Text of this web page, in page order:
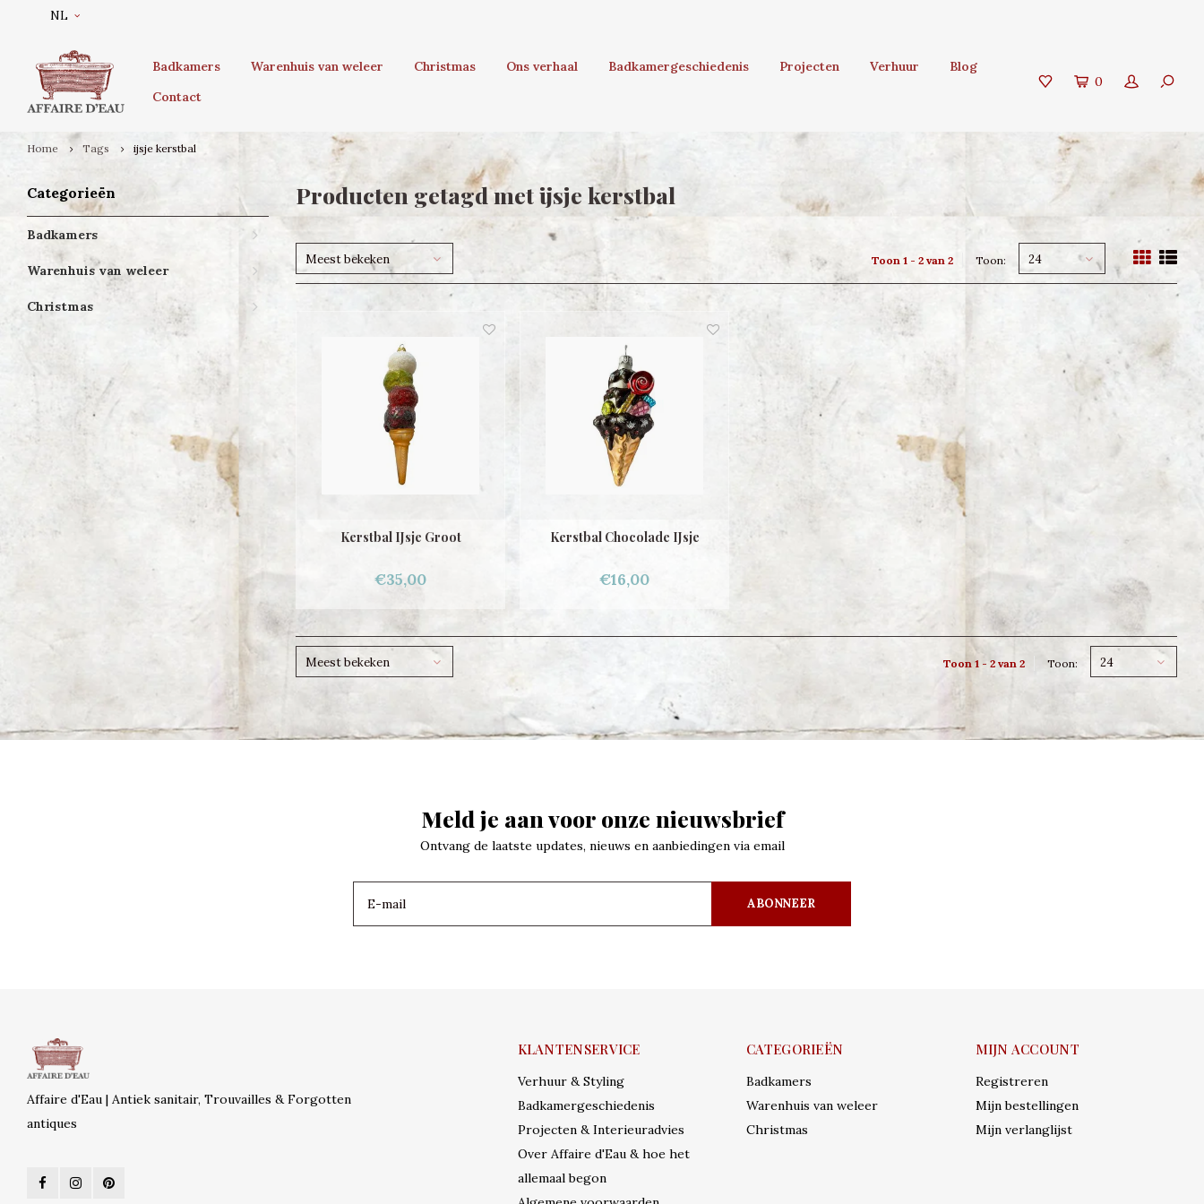
NL
Badkamers Warenhuis van weleer Christmas Ons verhaal Badkamergeschiedenis Projecten Verhuur
Blog
Contact
0
Home Tags ijsje kerstbal
Categorieën
Badkamers
Warenhuis van weleer
Christmas
Producten getagd met ijsje kerstbal
Meest bekeken Toon 1 - 2 van 2 Toon: 24
Kerstbal IJsje Groot
€35,00
Kerstbal Chocolade IJsje
€16,00
Meest bekeken Toon 1 - 2 van 2 Toon: 24
Meld je aan voor onze nieuwsbrief
Ontvang de laatste updates, nieuws en aanbiedingen via email
ABONNEER
Affaire d'Eau | Antiek sanitair, Trouvailles & Forgotten
antiques
KLANTENSERVICE
Verhuur & Styling
Badkamergeschiedenis
Projecten & Interieuradvies
Over Affaire d'Eau & hoe het
allemaal begon
CATEGORIEËN
Badkamers
Warenhuis van weleer
Christmas
MIJN ACCOUNT
Registreren
Mijn bestellingen
Mijn verlanglijst